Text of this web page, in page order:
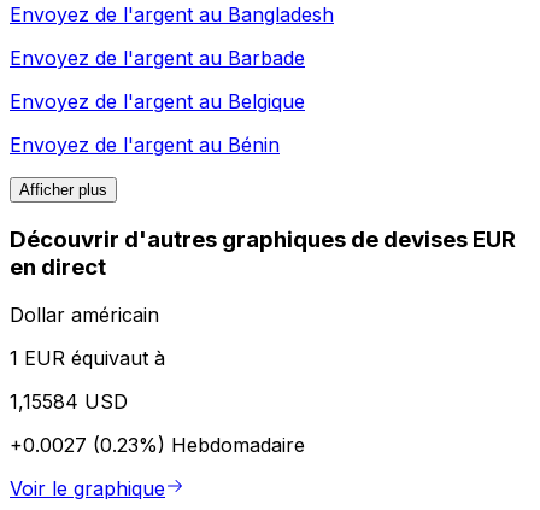
Envoyez de l'argent au Bangladesh
Envoyez de l'argent au Barbade
Envoyez de l'argent au Belgique
Envoyez de l'argent au Bénin
Afficher plus
Découvrir d'autres graphiques de devises EUR
en direct
Dollar américain
1 EUR équivaut à
1,15584 USD
+0.0027 (0.23%) Hebdomadaire
Voir le graphique